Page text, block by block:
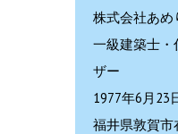
株式会社あ
一級建築士・
ザー
1977年6月23
福井県敦賀市